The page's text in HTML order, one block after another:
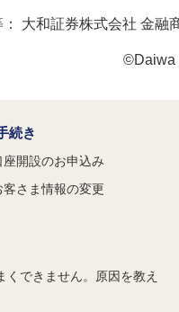
大和証券株式会社 金融
©Daiwa
続き
座開設のお申込み
客さま情報の変更
できません。原因を教え